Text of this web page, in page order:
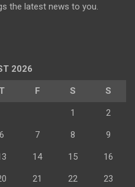
the latest news to you.
2026
T F S S
1 2
6 7 8 9
14 15 16
21 22 23